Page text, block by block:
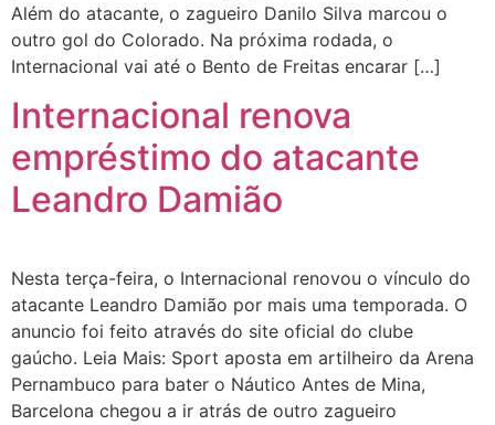
Além do atacante, o zagueiro Danilo Silva marcou o
outro gol do Colorado. Na próxima rodada, o
Internacional vai até o Bento de Freitas encarar […]
Internacional renova
empréstimo do atacante
Leandro Damião
Nesta terça-feira, o Internacional renovou o vínculo do
atacante Leandro Damião por mais uma temporada. O
anuncio foi feito através do site oficial do clube
gaúcho. Leia Mais: Sport aposta em artilheiro da Arena
Pernambuco para bater o Náutico Antes de Mina,
Barcelona chegou a ir atrás de outro zagueiro